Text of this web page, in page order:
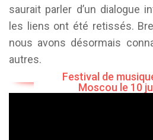
saurait parler d’un dialogue
les liens ont été retissés.
nous avons désormais
autres.
Festival de
Moscou le 10